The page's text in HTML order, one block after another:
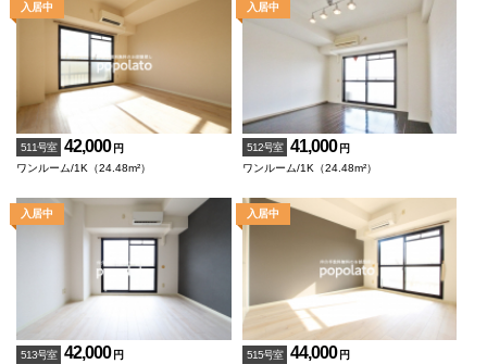
511号室 42,000 円
ワンルーム/1K（24.48m²）
512号室 41,000 円
ワンルーム/1K（24.48m²）
513号室 42,000 円
515号室 44,000 円